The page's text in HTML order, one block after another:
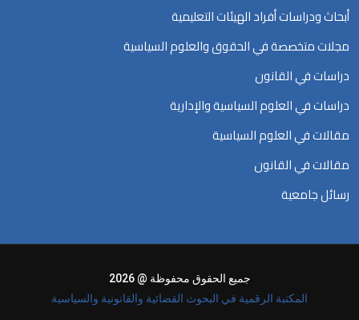
أبحاث ودراسات أفراد الهيئات التعليمية
مجلات متخصصة في الحقوق والعلوم السياسية
دراسات في القانون
دراسات في العلوم السياسية والإدارية
مقالات في العلوم السياسية
مقالات في القانون
رسائل جامعية
جميع الحقوق محفوظة @ 2026
المكتبة الرقمية في البحوث القضائية والقانونية والسياسية